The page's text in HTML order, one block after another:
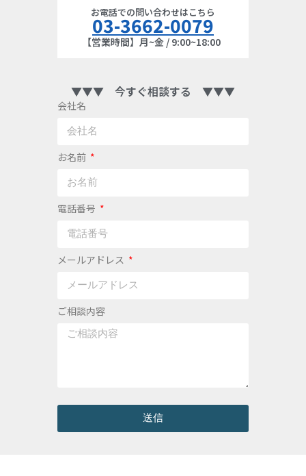
お電話での問い合わせはこちら
03-3662-0079
【営業時間】月~金 / 9:00~18:00
▼▼▼ 今すぐ相談する ▼▼▼
会社名
お名前
電話番号
メールアドレス
ご相談内容
送信